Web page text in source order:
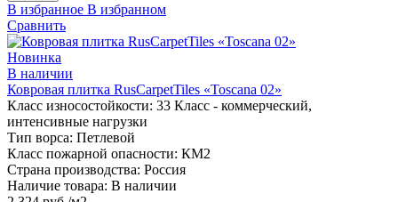
В избранное В избранном
Сравнить
Новинка
В наличии
Ковровая плитка RusCarpetTiles «Toscana 02»
Класс износостойкости: 33 Класс - коммерческий,
интенсивные нагрузки
Тип ворса: Петлевой
Класс пожарной опасности: КМ2
Страна производства: Россия
Наличие товара: В наличии